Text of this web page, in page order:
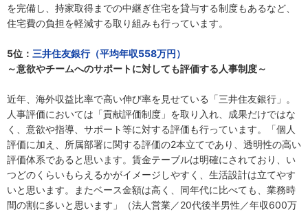
を完備し、持家取得までの中継ぎ住宅を貸与する制度もあるなど、
住宅費の負担を軽減する取り組みも行っています。
5位： 三井住友銀行（平均年収558万円）
～意欲やチームへのサポートに対しても評価する人事制度～
近年、海外収益比率で高い伸び率を見せている「三井住友銀行」。
人事評価においては「貢献評価制度」を取り入れ、成果だけではな
く、意欲や指導、サポート等に対する評価も行っています。「個人
評価に加え、所属部署に関する評価の2本立てであり、透明性の高い
評価体系であると思います。賃金テーブルは明確にされており、い
つどのくらいもらえるかがイメージしやすく、生活設計は立てやす
いと思います。またベース金額は高く、同年代に比べても、業務時
間の割に多いと思います」（法人営業／20代後半男性／年収600万